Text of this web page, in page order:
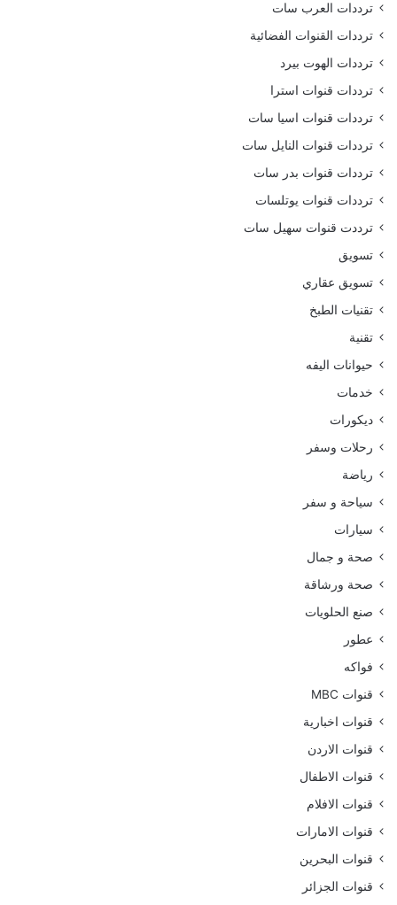
ترددات العرب سات
ترددات القنوات الفضائية
ترددات الهوت بيرد
ترددات قنوات استرا
ترددات قنوات اسيا سات
ترددات قنوات النايل سات
ترددات قنوات بدر سات
ترددات قنوات يوتلسات
ترددت قنوات سهيل سات
تسويق
تسويق عقاري
تقنيات الطبخ
تقنية
حيوانات اليفه
خدمات
ديكورات
رحلات وسفر
رياضة
سياحة و سفر
سيارات
صحة و جمال
صحة ورشاقة
صنع الحلويات
عطور
فواكه
قنوات MBC
قنوات اخبارية
قنوات الاردن
قنوات الاطفال
قنوات الافلام
قنوات الامارات
قنوات البحرين
قنوات الجزائر